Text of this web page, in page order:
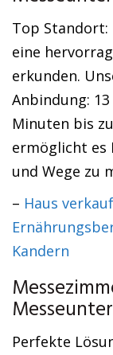
Top
eine
erkunden.
Anbindung:
Minuten bis
ermöglicht es
und Wege zu
– Haus
Kandern
Perfekte